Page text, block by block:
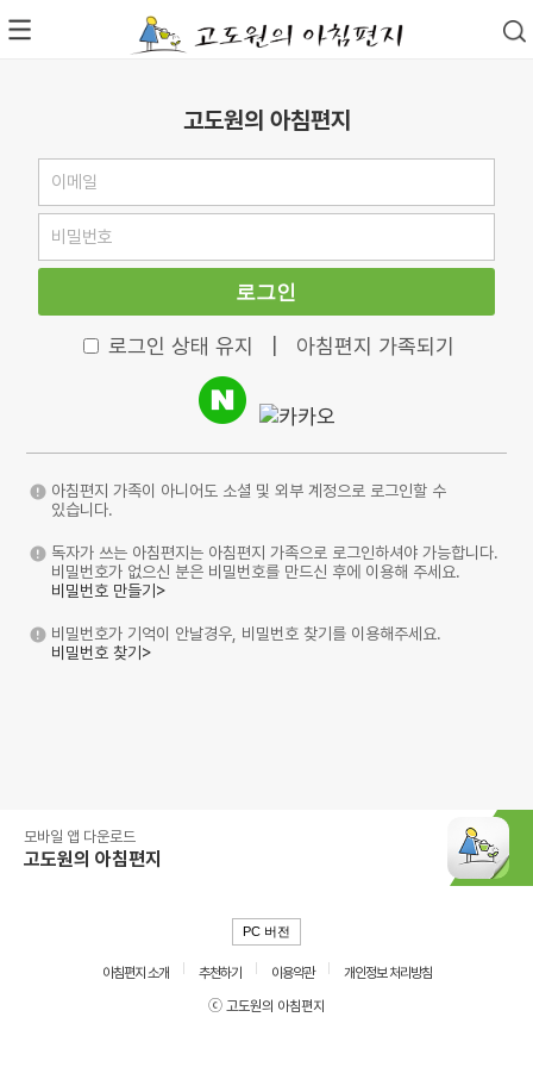
고도원의 아침편지
로그인
로그인 상태 유지 아침편지 가족되기
아침편지 가족이 아니어도 소셜 및 외부 계정으로 로그인할 수
있습니다.
독자가 쓰는 아침편지는 아침편지 가족으로 로그인하셔야 가능합니다.
비밀번호가 없으신 분은 비밀번호를 만드신 후에 이용해 주세요.
비밀번호 만들기>
비밀번호가 기억이 안날경우, 비밀번호 찾기를 이용해주세요.
비밀번호 찾기>
모바일 앱 다운로드
고도원의 아침편지
PC 버전
아침편지 소개 추천하기 이용약관
개인정보 처리방침
ⓒ 고도원의 아침편지